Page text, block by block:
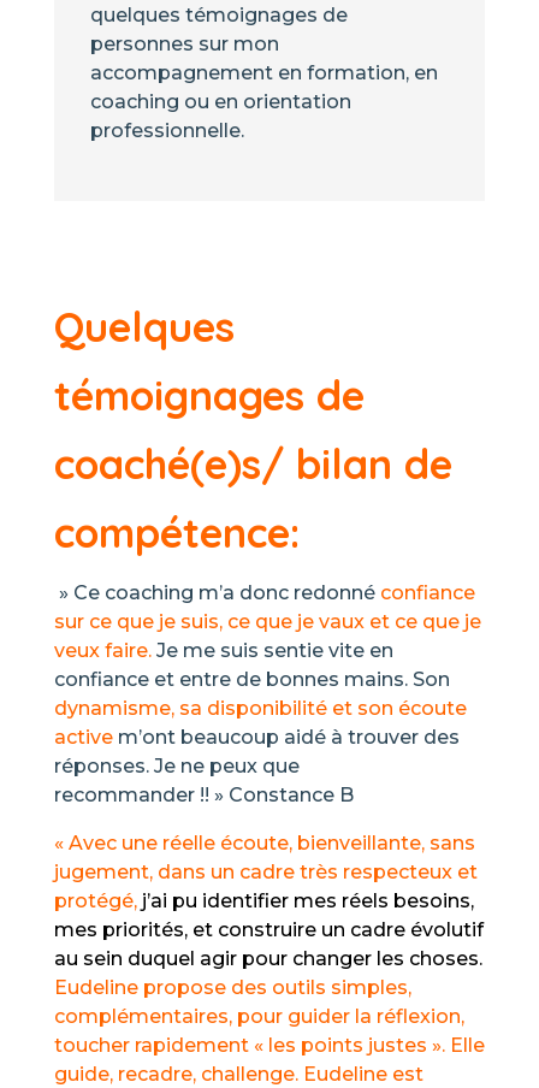
quelques témoignages de
personnes sur mon
accompagnement en formation, en
coaching ou en orientation
professionnelle.
Quelques
témoignages de
coaché(e)s/ bilan de
compétence:
» Ce coaching m’a donc redonné confiance
sur ce que je suis, ce que je vaux et ce que je
veux faire.Je me suis sentie vite en
confiance et entre de bonnes mains. Son
dynamisme, sa disponibilité et son écoute
activem’ont beaucoup aidé à trouver des
réponses. Je ne peux que
recommander !! » Constance B
« Avec une réelle écoute, bienveillante, sans
jugement, dans un cadre très respecteux et
protégé,j’ai pu identifier mes réels besoins,
mes priorités, et construire un cadre évolutif
au sein duquel agir pour changer les choses.
Eudeline propose des outils simples,
complémentaires, pour guider la réflexion,
toucher rapidement « les points justes ». Elle
guide, recadre, challenge. Eudeline est